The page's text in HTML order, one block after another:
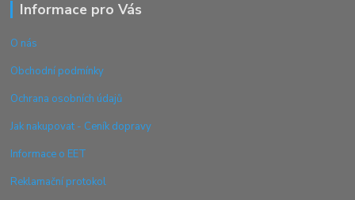
Informace pro Vás
O nás
Obchodní podmínky
Ochrana osobních údajů
Jak nakupovat - Ceník dopravy
Informace o EET
Reklamační protokol